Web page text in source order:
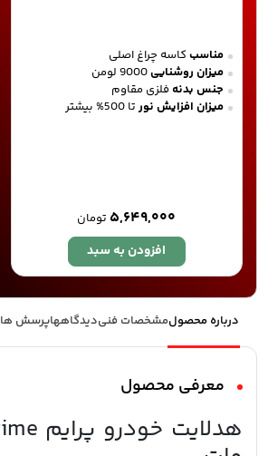
مناسب کاسه چراغ اصلی
میزان روشنایی
جنس بدنه فلزی مقاوم
میزان افزایش نور تا 500% بیشتر
۵,۶۴۹,۰۰۰ تومان
افزودن به سبد
درباره محصولمشخصات فنیدیدگاههاپرسش ها
معرفی محصول